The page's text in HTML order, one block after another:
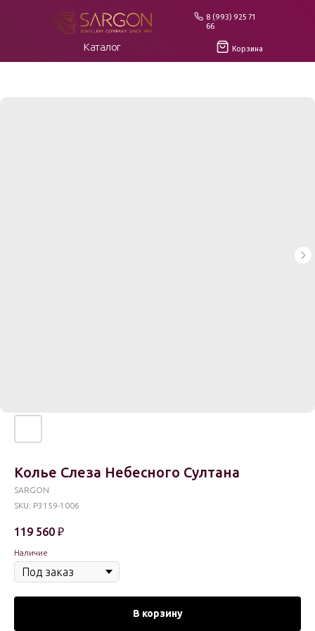
8 (993) 925 71
66
Корзина
Каталог
Колье Слеза Небесного Султана
SARGON
SKU: P3159-1006
119 560 ₽
Наличие
В корзину